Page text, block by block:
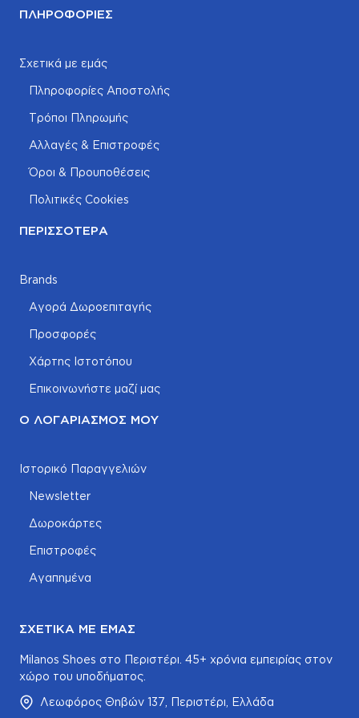
ΠΛΗΡΟΦΟΡΊΕΣ
Σχετικά με εμάς
Πληροφορίες Αποστολής
Τρόποι Πληρωμής
Αλλαγές & Επιστροφές
Όροι & Προυποθέσεις
Πολιτικές Cookies
ΠΕΡΙΣΣΌΤΕΡΑ
Brands
Αγορά Δωροεπιταγής
Προσφορές
Χάρτης Ιστοτόπου
Επικοινωνήστε μαζί μας
Ο ΛΟΓΑΡΙΑΣΜΌΣ ΜΟΥ
Ιστορικό Παραγγελιών
Newsletter
Δωροκάρτες
Επιστροφές
Αγαπημένα
ΣΧΕΤΙΚΆ ΜΕ ΕΜΆΣ
Milanos Shoes στο Περιστέρι. 45+ χρόνια εμπειρίας στον
χώρο του υποδήματος.
Λεωφόρος Θηβών 137, Περιστέρι, Ελλάδα